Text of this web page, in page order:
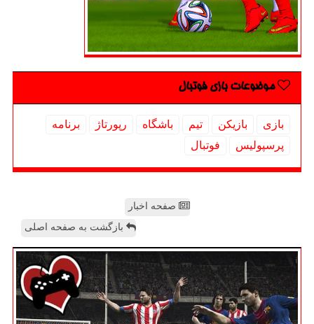
موضوعات بازی فوتبال
بازی بازیكن تیم باشگاه رپورتاژ
برنامه
پرسپولیس
فوتبال
صفحه اخبار
بازگشت به صفحه اصلی